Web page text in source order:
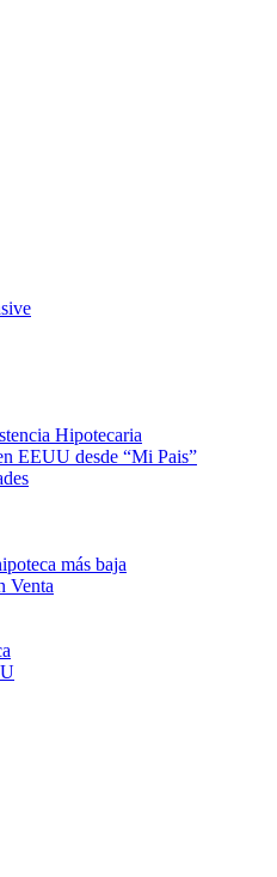
Hipotecaria
EEUU desde “Mi Pais”
más baja
Venta